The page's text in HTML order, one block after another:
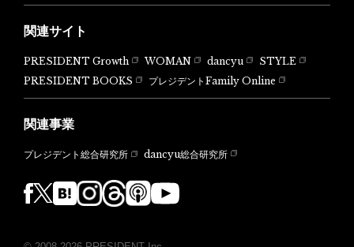
関連サイト
PRESIDENT Growth WOMAN dancyu
STYLE
PRESIDENT BOOKS
プレジデントFamily Online
関連事業
プレジデント総合研究所 dancyu総合研究所